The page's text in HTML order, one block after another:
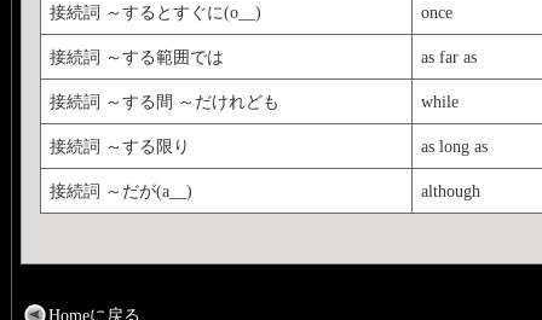
接続詞 ～するとすぐに(o__) once
接続詞 ～する範囲では as far as
接続詞 ～する間 ～だけれども while
接続詞 ～する限り as long as
接続詞 ～だが(a__) although
Homeに戻る